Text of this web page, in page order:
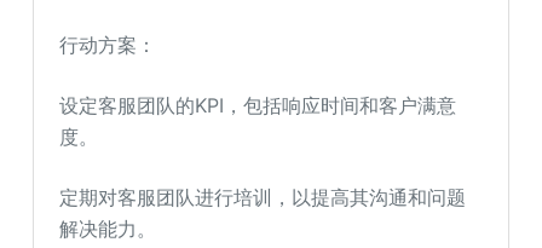
行动方案：
设定客服团队的KPI，包括响应时间和客户满意
度。
定期对客服团队进行培训，以提高其沟通和问题
解决能力。